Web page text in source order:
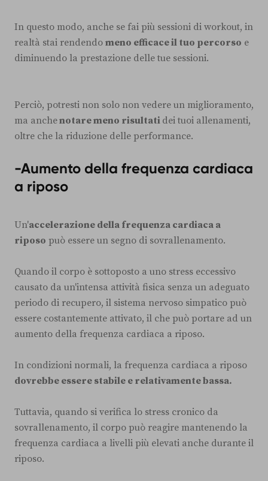
In questo modo, anche se fai più sessioni di workout, in
realtà stai rendendo meno efficace il tuo percorso e
diminuendo la prestazione delle tue sessioni.
Perciò, potresti non solo non vedere un miglioramento,
ma anchenotare meno risultati dei tuoi allenamenti,
oltre che la riduzione delle performance.
-Aumento della frequenza cardiaca
a riposo
Un'accelerazione della frequenza cardiaca a
riposo può essere un segno di sovrallenamento.
Quando il corpo è sottoposto a uno stress eccessivo
causato da un'intensa attività fisica senza un adeguato
periodo di recupero, il sistema nervoso simpatico può
essere costantemente attivato, il che può portare ad un
aumento della frequenza cardiaca a riposo.
In condizioni normali, la frequenza cardiaca a riposo
dovrebbe essere stabile e relativamente bassa.
Tuttavia, quando si verifica lo stress cronico da
sovrallenamento, il corpo può reagire mantenendo la
frequenza cardiaca a livelli più elevati anche durante il
riposo.